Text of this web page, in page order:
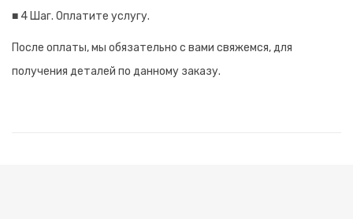
■ 4 Шаг. Оплатите услугу.
После оплаты, мы обязательно с вами свяжемся, для
получения деталей по данному заказу.